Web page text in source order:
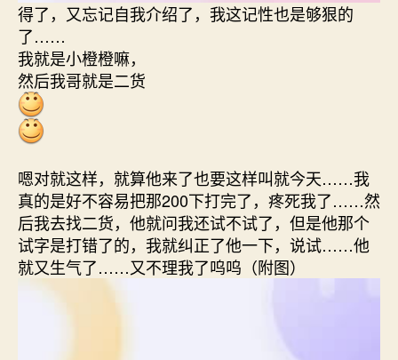
得了，又忘记自我介绍了，我这记性也是够狠的
了……
我就是小橙橙嘛，
然后我哥就是二货
嗯对就这样，就算他来了也要这样叫就今天……我
真的是好不容易把那200下打完了，疼死我了……然
后我去找二货，他就问我还试不试了，但是他那个
试字是打错了的，我就纠正了他一下，说试……他
就又生气了……又不理我了呜呜（附图）